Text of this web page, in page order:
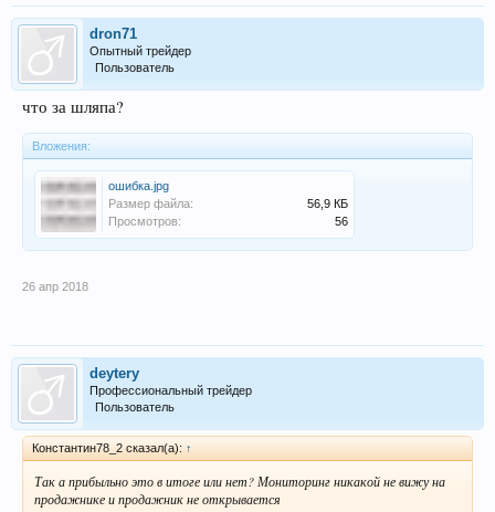
dron71
Опытный трейдер
Пользователь
что за шляпа?
Вложения:
ошибка.jpg
Размер файла:
56,9 КБ
Просмотров:
56
26 апр 2018
deytery
Профессиональный трейдер
Пользователь
Константин78_2 сказал(а): ↑
Так а прибыльно это в итоге или нет? Мониторинг никакой не вижу на
продажнике и продажник не открывается